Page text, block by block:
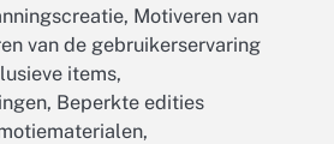
Motiveren van
van de gebruikerservaring
items,
Beperkte edities